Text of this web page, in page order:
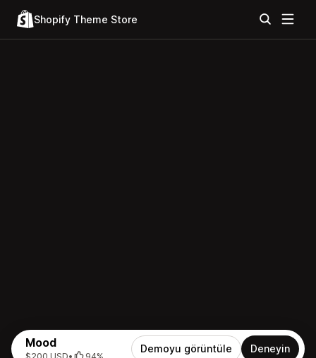
Shopify Theme Store
Mood
$200 USD• 94%
Demoyu görüntüle Deneyin